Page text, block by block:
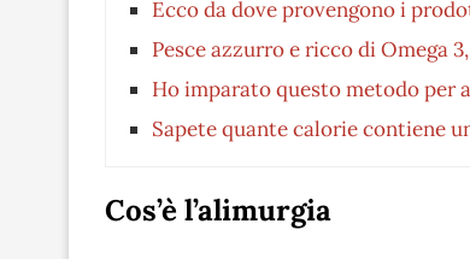
Ecco da dove provengono i
Pesce azzurro e ricco di Omega
Ho imparato questo metodo per
Sapete quante calorie contiene
Cos’è l’alimurgia